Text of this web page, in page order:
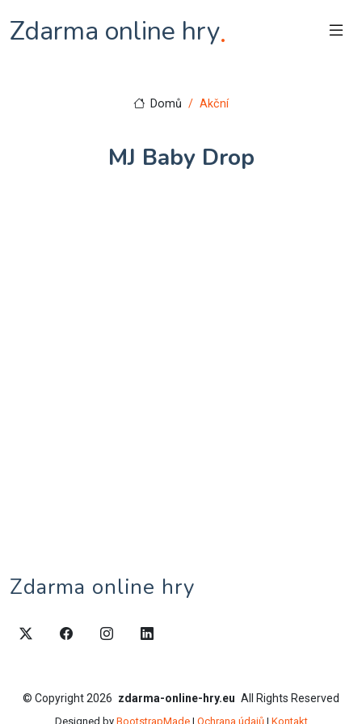
Zdarma online hry.
Domů Akční
MJ Baby Drop
Zdarma online hry
© Copyright2026 zdarma-online-hry.eu All Rights Reserved
Designed by BootstrapMade| Ochrana údajů| Kontakt